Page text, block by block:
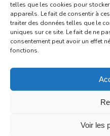
telles que les cookies pour
appareils. Le fait de consentir à
traiter des données telles que le
uniques sur ce site. Le fait de ne
consentement peut avoir un effet
fonctions.
Voir les
©